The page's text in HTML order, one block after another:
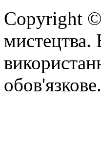
Copyright ©
мистецтва.
обов'язкове.